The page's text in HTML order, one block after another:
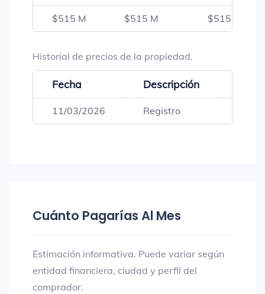
$515 M $515 M $515 M
Historial de precios de la propiedad.
Fecha Descripción
11/03/2026 Registro
Cuánto Pagarías Al Mes
Estimación informativa. Puede variar según
entidad financiera, ciudad y perfil del
comprador.